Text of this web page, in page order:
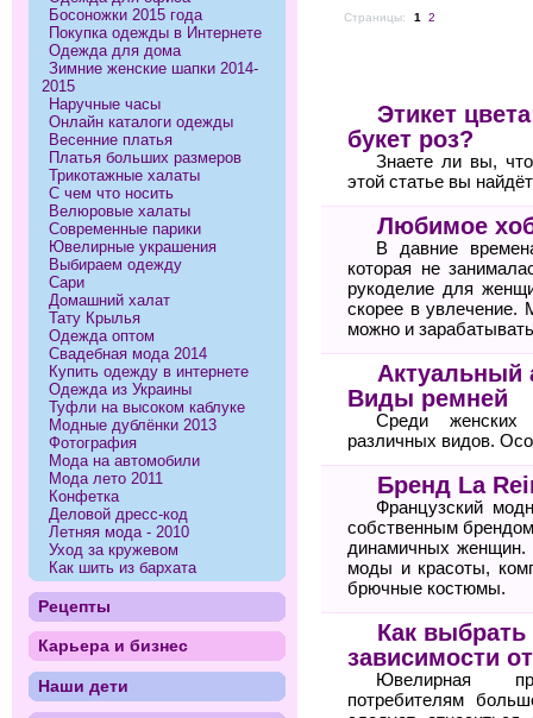
Страницы:
1 2
Этикет
букет роз?
Знаете ли вы,
этой статье вы
Любимое
В давние
которая не
рукоделие для
скорее в увлечение.
можно и
Актуальный
Виды ремней
Среди женских
различных видов.
Бренд La
Французский
собственным
динамичных женщин.
моды и красоты,
брючные костюмы.
Как
зависимости
Ювелирная
потребителям
Босоножки 2015 года
Покупка одежды в Интернете
Одежда для дома
Зимние женские шапки 2014-
2015
Наручные часы
Онлайн каталоги одежды
Весенние платья
Платья больших размеров
Трикотажные халаты
С чем что носить
Велюровые халаты
Современные парики
Ювелирные украшения
Выбираем одежду
Сари
Домашний халат
Тату Крылья
Одежда оптом
Свадебная мода 2014
Купить одежду в интернете
Одежда из Украины
Туфли на высоком каблуке
Модные дублёнки 2013
Фотография
Мода на автомобили
Мода лето 2011
Конфетка
Деловой дресс-код
Летняя мода - 2010
Уход за кружевом
Как шить из бархата
Рецепты
Карьера и бизнес
Наши дети